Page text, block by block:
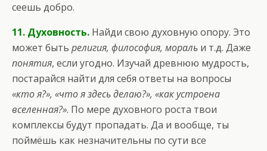
сеешь добро.
11. Духовность. Найди свою духовную опору. Это
может быть религия, философия, мораль и т.д. Даже
понятия, если угодно. Изучай древнюю мудрость,
постарайся найти для себя ответы на вопросы
«кто я?», «что я здесь делаю?», «как устроена
вселенная?». По мере духовного роста твои
комплексы будут пропадать. Да и вообще, ты
поймёшь как незначительны по сути все